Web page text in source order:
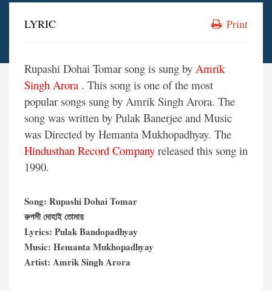
LYRIC Print
Rupashi Dohai Tomar song is sung by Amrik
Singh Arora . This song is one of the most
popular songs sung by Amrik Singh Arora. The
song was written by Pulak Banerjee and Music
was Directed by Hemanta Mukhopadhyay. The
Hindusthan Record Company released this song in
1990.
Song: Rupashi Dohai Tomar
রুপসী দোহাই তোমায়
Lyrics: Pulak Bandopadhyay
Music: Hemanta Mukhopadhyay
Artist: Amrik Singh Arora